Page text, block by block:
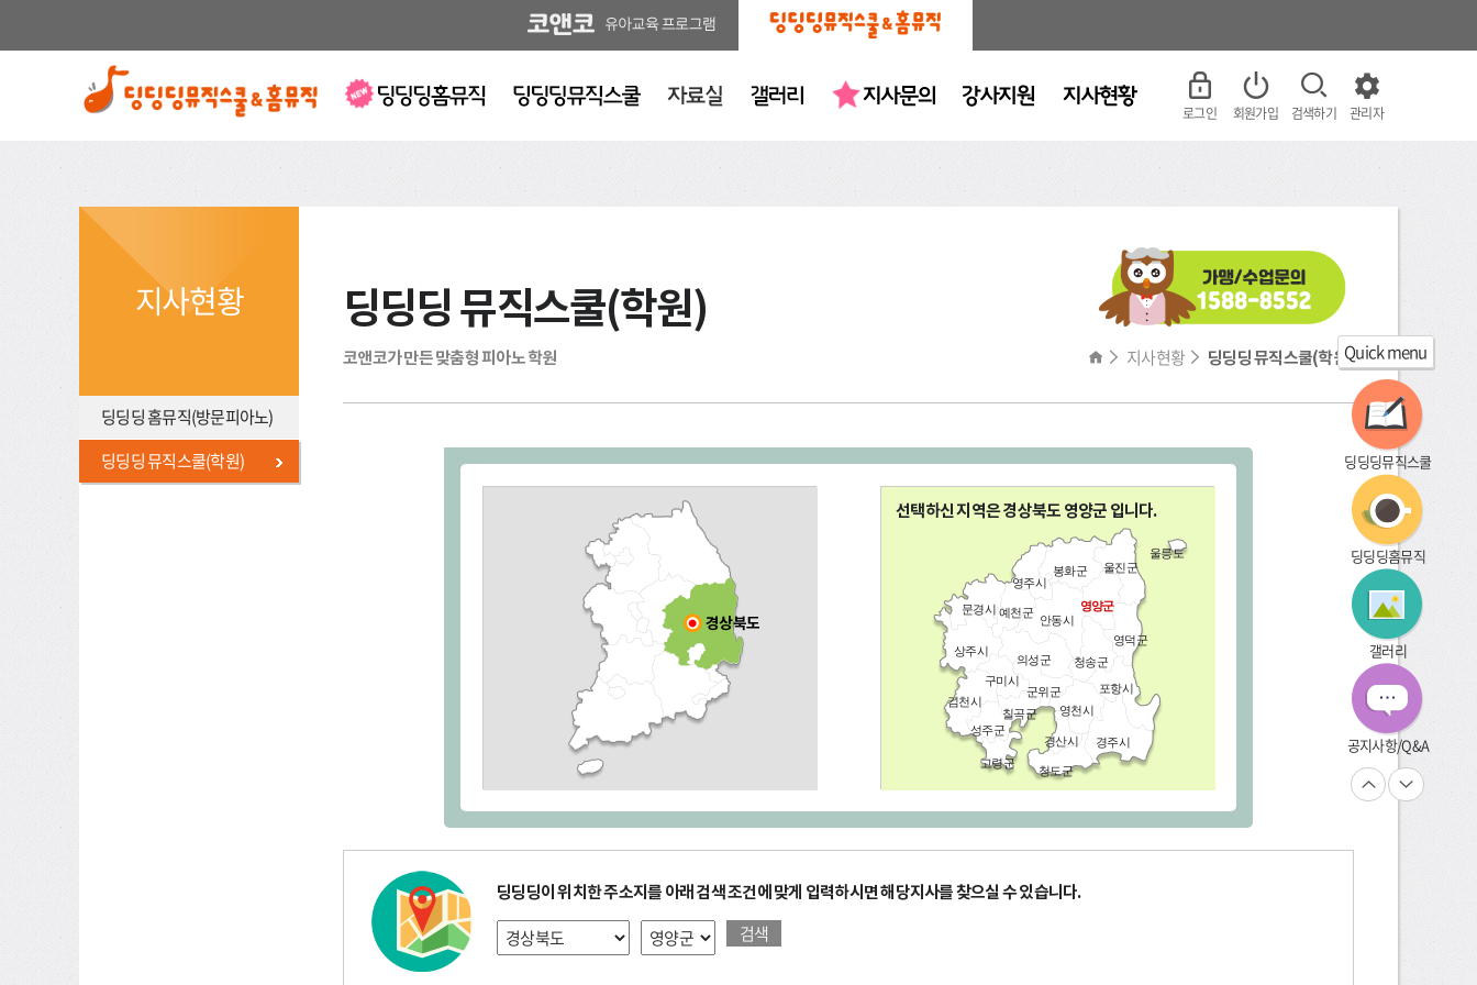
로그인 회원가입 검색하기 관리자
지사현황
딩딩딩 홈뮤직(방문피아노)
딩딩딩 뮤직스쿨(학원)
딩딩딩 뮤직스쿨(학원)
코앤코가 만든 맞춤형 피아노 학원 지사현황 딩딩딩 뮤직스쿨(학원)
경상북도
선택하신 지역은 경상북도 영양군 입니다.
울릉도
울진군
봉화군
영주시
영양군
영덕군
안동시
예천군
문경시
상주시
의성군
청송군
포항시
경주시
청도군
경산시
영천시
군위군
구미시
김천시
칠곡군
성주군
고령군
딩딩딩이 위치한 주소지를 아래 검색 조건에 맞게 입력하시면 해당지사를 찾으실 수 있습니다.
검색
Quick menu
딩딩딩뮤직스쿨
딩딩딩홈뮤직
갤러리
공지사항/Q&A